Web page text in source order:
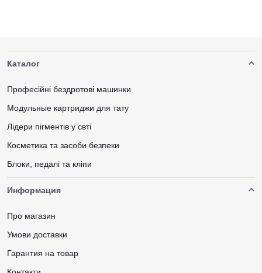
Каталог
Професійні бездротові машинки
Модульные картриджи для тату
Лідери пігментів у свті
Косметика та засоби безпеки
Блоки, педалі та кліпи
Информация
Про магазин
Умови доставки
Гарантия на товар